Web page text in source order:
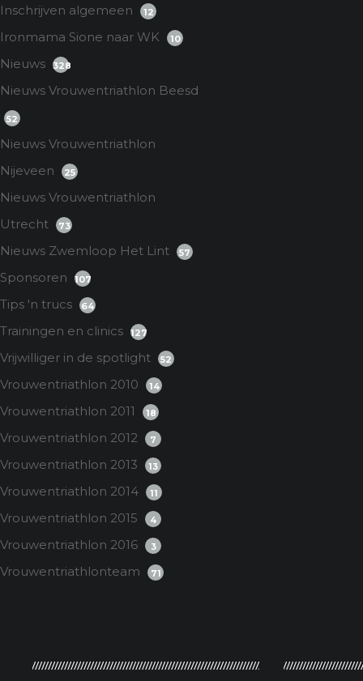
Inschrijven algemeen 12
Ironmama Sione naar WK 10
Nieuws 328
Nieuws Vrouwentriathlon Beesd
52
Nieuws Vrouwentriathlon
Nijeveen
25
Nieuws Vrouwentriathlon
Utrecht
73
Nieuws Zwemloop Het Lint 57
Sponsoren 107
Tips 'n trucs 64
Trainingen en clinics 127
Vrijwilliger in de spotlight 52
Vrouwentriathlon 2010 14
Vrouwentriathlon 2011 18
Vrouwentriathlon 2012 7
Vrouwentriathlon 2013 13
Vrouwentriathlon 2014 11
Vrouwentriathlon 2015 4
Vrouwentriathlon 2016 3
Vrouwentriathlonteam 71